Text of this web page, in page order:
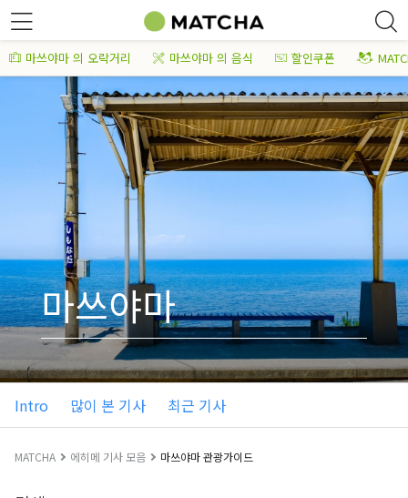
마쓰야마 의 오락거리 마쓰야마 의 음식 할인쿠폰
마쓰야마
Intro 많이 본 기사 최근 기사
MATCHA 에히메 기사 모음 마쓰야마 관광가이드